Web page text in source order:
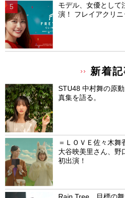
モデル、女優として
演！ フレイアクリニ
新着記
STU48 中村舞の原
真集を語る。
＝ＬＯＶＥ佐々木舞
大谷映美里さん、野
初出演！
Rain Tree、目標の